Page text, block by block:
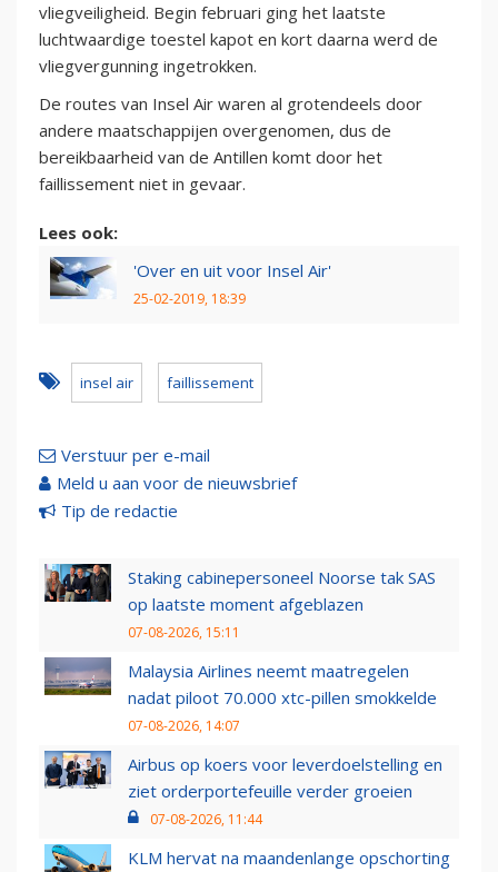
vliegveiligheid. Begin februari ging het laatste
luchtwaardige toestel kapot en kort daarna werd de
vliegvergunning ingetrokken.
De routes van Insel Air waren al grotendeels door
andere maatschappijen overgenomen, dus de
bereikbaarheid van de Antillen komt door het
faillissement niet in gevaar.
Lees ook:
'Over en uit voor Insel Air'
25-02-2019, 18:39
insel air faillissement
Verstuur per e-mail
Meld u aan voor de nieuwsbrief
Tip de redactie
Staking cabinepersoneel Noorse tak SAS
op laatste moment afgeblazen
07-08-2026, 15:11
Malaysia Airlines neemt maatregelen
nadat piloot 70.000 xtc-pillen smokkelde
07-08-2026, 14:07
Airbus op koers voor leverdoelstelling en
ziet orderportefeuille verder groeien
07-08-2026, 11:44
KLM hervat na maandenlange opschorting